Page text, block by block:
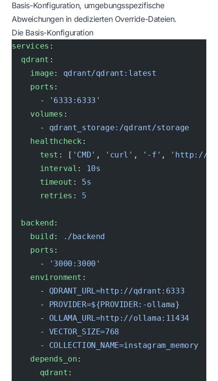
Basis-Konfiguration, umgebungsspezifische
Abweichungen in dedizierten Override-Dateien.
Die Basis-Konfiguration
services :
  qdrant
:
    image
: qdrant/qdrant:latest
    ports
:
      -
'6333:6333'
    volumes
:
      -
qdrant_storage:/qdrant/storage
    healthcheck
:
      test
: [ 'CMD' , 'curl' , '-f' ,
'http://
      interval
:
10s
      timeout
: 5s
      retries
: 5
  backend
:
    build
:
./backend
    ports
:
      -
'3000:3000'
    environment
:
      -
QDRANT_URL=http://qdrant:6333
      -
PROVIDER=${PROVIDER:-ollama}
      -
OLLAMA_URL=http://ollama:11434
      -
VECTOR_SIZE=768
      -
COLLECTION_NAME=instagram_memory
    depends_on
:
      qdrant
: